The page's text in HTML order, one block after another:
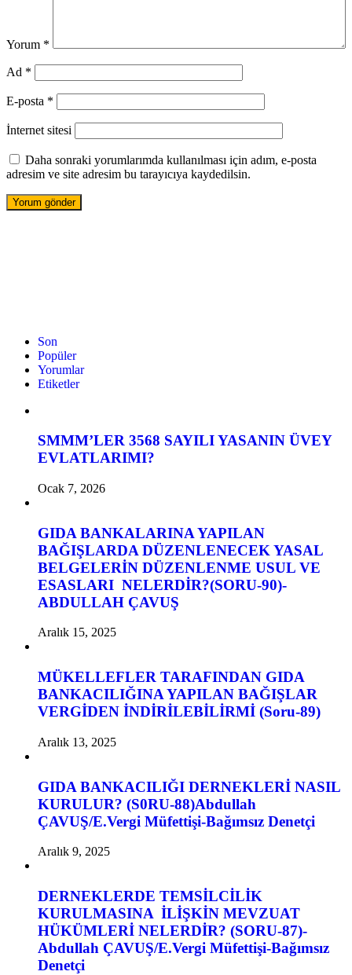
Yorum *
Ad *
E-posta *
İnternet sitesi
Daha sonraki yorumlarımda kullanılması için adım, e-posta
adresim ve site adresim bu tarayıcıya kaydedilsin.
Son
Popüler
Yorumlar
Etiketler
SMMM’LER 3568 SAYILI YASANIN ÜVEY
EVLATLARIMI?
Ocak 7, 2026
GIDA BANKALARINA YAPILAN
BAĞIŞLARDA DÜZENLENECEK YASAL
BELGELERİN DÜZENLENME USUL VE
ESASLARI NELERDİR?(SORU-90)-
ABDULLAH ÇAVUŞ
Aralık 15, 2025
MÜKELLEFLER TARAFINDAN GIDA
BANKACILIĞINA YAPILAN BAĞIŞLAR
VERGİDEN İNDİRİLEBİLİRMİ (Soru-89)
Aralık 13, 2025
GIDA BANKACILIĞI DERNEKLERİ NASIL
KURULUR? (S0RU-88)Abdullah
ÇAVUŞ/E.Vergi Müfettişi-Bağımsız Denetçi
Aralık 9, 2025
DERNEKLERDE TEMSİLCİLİK
KURULMASINA İLİŞKİN MEVZUAT
HÜKÜMLERİ NELERDİR? (SORU-87)-
Abdullah ÇAVUŞ/E.Vergi Müfettişi-Bağımsız
Denetçi